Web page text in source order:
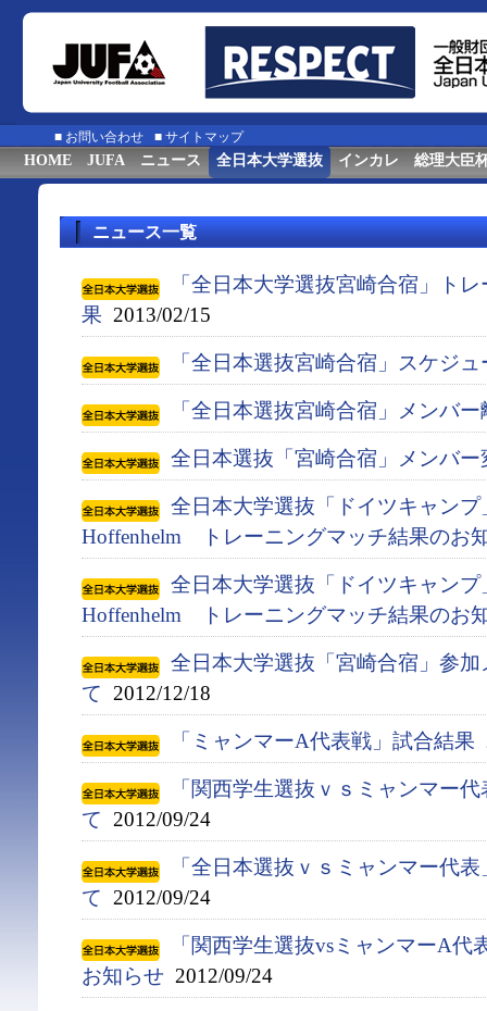
■ お問い合わせ ■ サイトマップ
HOME JUFA ニュース 全日本大学選抜 インカレ 総理大臣
ニュース一覧
「全日本大学選抜宮崎合宿」ト
果 2013/02/15
「全日本選抜宮崎合宿」スケジ
「全日本選抜宮崎合宿」メンバ
全日本選抜「宮崎合宿」メンバ
全日本大学選抜「ドイツキャンプ
Hoffenhelm トレーニングマッチ結果のお
全日本大学選抜「ドイツキャンプ
Hoffenhelm トレーニングマッチ結果のお
全日本大学選抜「宮崎合宿」参
て 2012/12/18
「ミャンマーA代表戦」試合結果
「関西学生選抜ｖｓミャンマー
て 2012/09/24
「全日本選抜ｖｓミャンマー代
て 2012/09/24
「関西学生選抜vsミャンマーA
お知らせ 2012/09/24